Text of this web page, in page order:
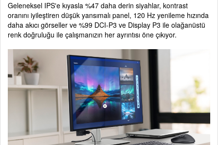
Geleneksel IPS'e kıyasla %47 daha derin siyahlar, kontrast
oranını iyileştiren düşük yansımalı panel, 120 Hz yenileme hızında
daha akıcı görseller ve %99 DCI-P3 ve Display P3 ile olağanüstü
renk doğruluğu ile çalışmanızın her ayrıntısı öne çıkıyor.